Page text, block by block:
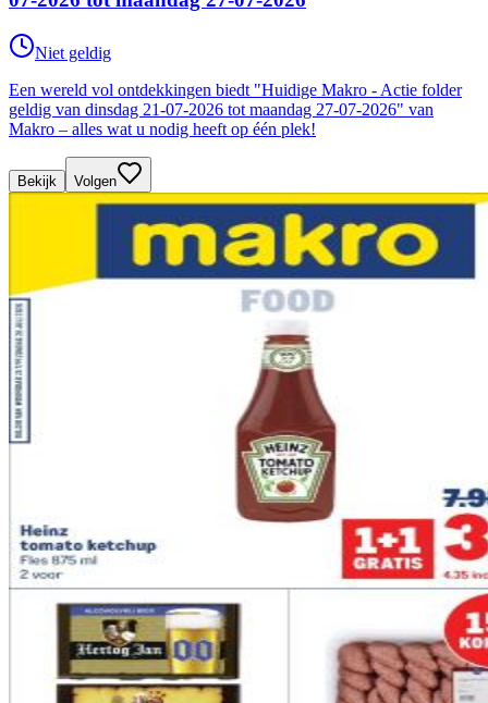
Niet geldig
Een wereld vol ontdekkingen biedt "Huidige Makro - Actie folder
geldig van dinsdag 21-07-2026 tot maandag 27-07-2026" van
Makro – alles wat u nodig heeft op één plek!
Bekijk Volgen